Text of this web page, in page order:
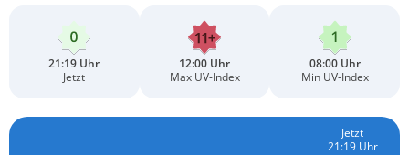
21:19 Uhr
Jetzt
12:00 Uhr
Max UV-Index
08:00 Uhr
Min UV-Index
Jetzt
21:19 Uhr